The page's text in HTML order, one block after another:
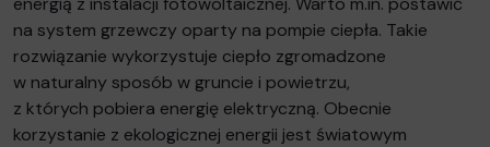
na system grzewczy oparty na pompie ciepła. Takie
rozwiązanie wykorzystuje ciepło zgromadzone
w naturalny sposób w gruncie i powietrzu,
z których pobiera energię elektryczną. Obecnie
korzystanie z ekologicznej energii jest światowym